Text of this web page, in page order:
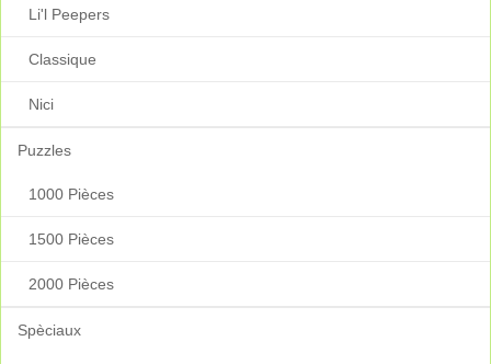
Li'l Peepers
Classique
Nici
Puzzles
1000 Pièces
1500 Pièces
2000 Pièces
Spèciaux